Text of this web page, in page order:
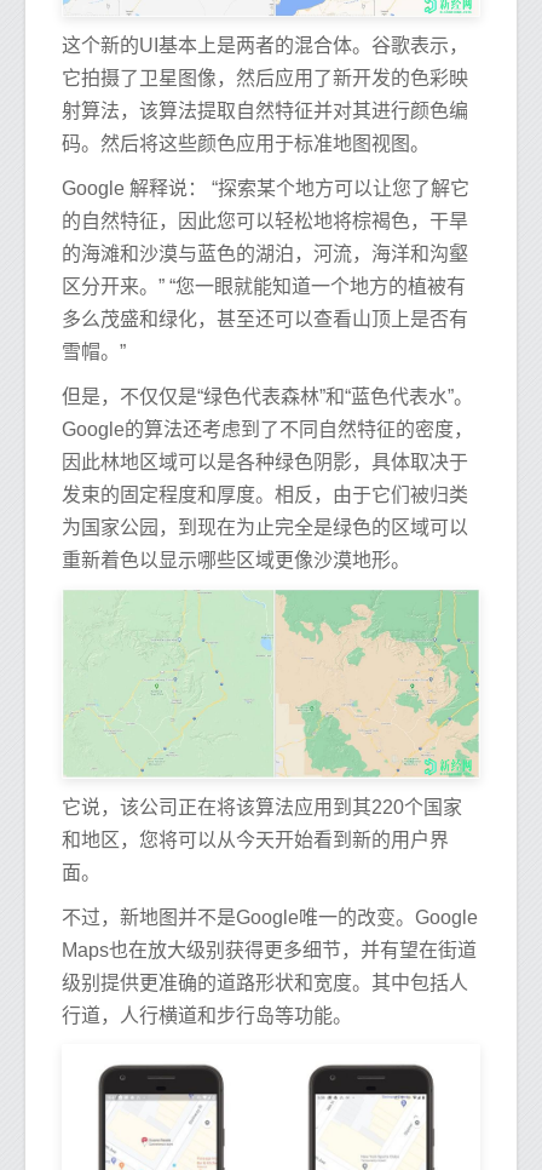
这个新的UI基本上是两者的混合体。谷歌表示，
它拍摄了卫星图像，然后应用了新开发的色彩映
射算法，该算法提取自然特征并对其进行颜色编
码。然后将这些颜色应用于标准地图视图。
Google 解释说： “探索某个地方可以让您了解它
的自然特征，因此您可以轻松地将棕褐色，干旱
的海滩和沙漠与蓝色的湖泊，河流，海洋和沟壑
区分开来。” “您一眼就能知道一个地方的植被有
多么茂盛和绿化，甚至还可以查看山顶上是否有
雪帽。”
但是，不仅仅是“绿色代表森林”和“蓝色代表水”。
Google的算法还考虑到了不同自然特征的密度，
因此林地区域可以是各种绿色阴影，具体取决于
发束的固定程度和厚度。相反，由于它们被归类
为国家公园，到现在为止完全是绿色的区域可以
重新着色以显示哪些区域更像沙漠地形。
它说，该公司正在将该算法应用到其220个国家
和地区，您将可以从今天开始看到新的用户界
面。
不过，新地图并不是Google唯一的改变。Google
Maps也在放大级别获得更多细节，并有望在街道
级别提供更准确的道路形状和宽度。其中包括人
行道，人行横道和步行岛等功能。